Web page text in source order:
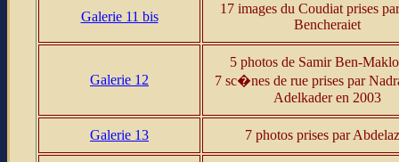
Galerie 11 bis
17 images du Coudiat prises
Bencheraiet
Galerie 12
5 photos de Samir Ben-
7 sc�nes de rue prises par
Adelkader en 2003
Galerie 13 7 photos prises par